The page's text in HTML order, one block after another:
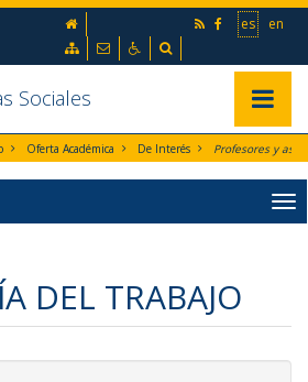
de la página (alt + s)
(alt + c)
+ u)
es en
Mapa webContactoAccesibilidad
Sociales
Oferta Académica De Interés
DEL TRABAJO